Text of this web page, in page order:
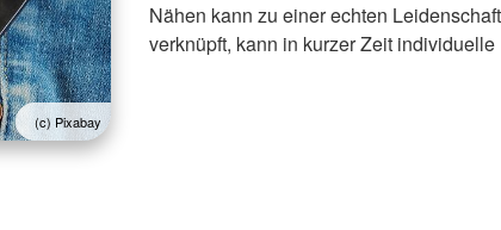
(c) Pixabay
Nähen kann zu einer echten
verknüpft, kann in kurzer Zeit